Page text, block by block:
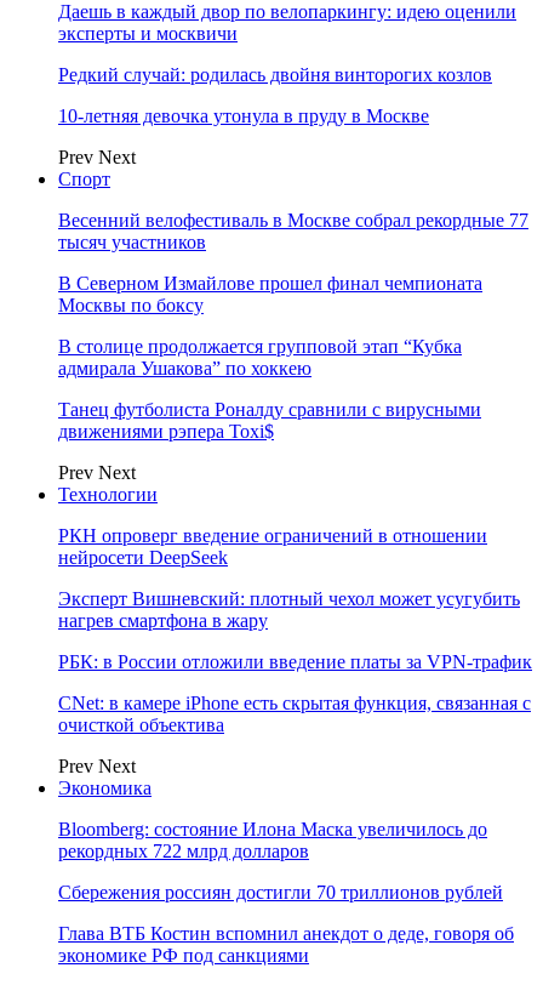
Даешь в каждый двор по велопаркингу: идею оценили
эксперты и москвичи
Редкий случай: родилась двойня винторогих козлов
10-летняя девочка утонула в пруду в Москве
Prev Next
Спорт
Весенний велофестиваль в Москве собрал рекордные 77
тысяч участников
В Северном Измайлове прошел финал чемпионата
Москвы по боксу
В столице продолжается групповой этап “Кубка
адмирала Ушакова” по хоккею
Танец футболиста Роналду сравнили с вирусными
движениями рэпера Toxi$
Prev Next
Технологии
РКН опроверг введение ограничений в отношении
нейросети DeepSeek
Эксперт Вишневский: плотный чехол может усугубить
нагрев смартфона в жару
РБК: в России отложили введение платы за VPN-трафик
CNet: в камере iPhone есть скрытая функция, связанная с
очисткой объектива
Prev Next
Экономика
Bloomberg: состояние Илона Маска увеличилось до
рекордных 722 млрд долларов
Сбережения россиян достигли 70 триллионов рублей
Глава ВТБ Костин вспомнил анекдот о деде, говоря об
экономике РФ под санкциями